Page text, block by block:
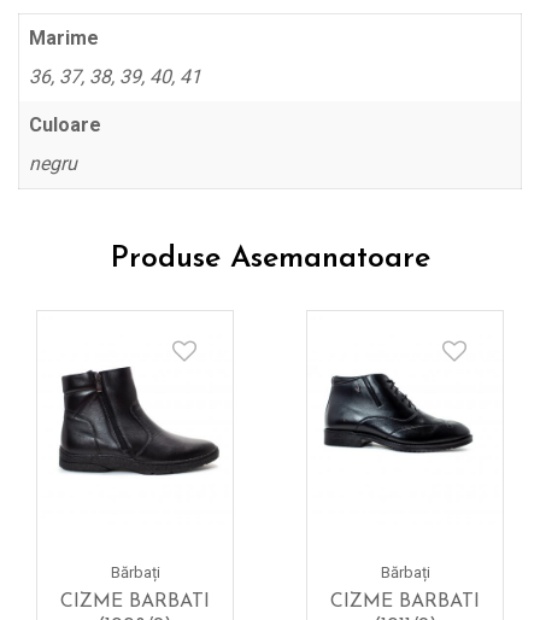
Marime
36, 37, 38, 39, 40, 41
Culoare
negru
Produse Asemanatoare
Bărbați
CIZME BARBATI
Bărbați
CIZME BARBATI